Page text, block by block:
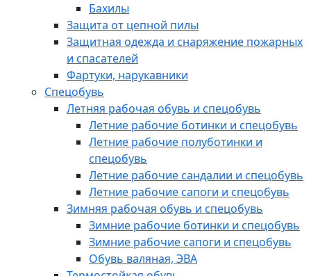
Бахилы
Защита от цепной пилы
Защитная одежда и снаряжение пожарных
и спасателей
Фартуки, нарукавники
Спецобувь
Летняя рабочая обувь и спецобувь
Летние рабочие ботинки и спецобувь
Летние рабочие полуботинки и
спецобувь
Летние рабочие сандалии и спецобувь
Летние рабочие сапоги и спецобувь
Зимняя рабочая обувь и спецобувь
Зимние рабочие ботинки и спецобувь
Зимние рабочие сапоги и спецобувь
Обувь валяная, ЭВА